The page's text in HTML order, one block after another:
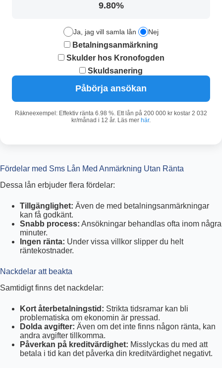
9.80%
Ja, jag vill samla lån Nej
Betalningsanmärkning
Skulder hos Kronofogden
Skuldsanering
Påbörja ansökan
Räkneexempel: Effektiv ränta 6.98 %. Ett lån på 200 000 kr kostar 2 032
kr/månad i 12 år. Läs mer här.
Fördelar med Sms Lån Med Anmärkning Utan Ränta
Dessa lån erbjuder flera fördelar:
Tillgänglighet: Även de med betalningsanmärkningar
kan få godkänt.
Snabb process: Ansökningar behandlas ofta inom några
minuter.
Ingen ränta: Under vissa villkor slipper du helt
räntekostnader.
Nackdelar att beakta
Samtidigt finns det nackdelar:
Kort återbetalningstid: Strikta tidsramar kan bli
problematiska om ekonomin är pressad.
Dolda avgifter: Även om det inte finns någon ränta, kan
andra avgifter tillkomma.
Påverkan på kreditvärdighet: Misslyckas du med att
betala i tid kan det påverka din kreditvärdighet negativt.